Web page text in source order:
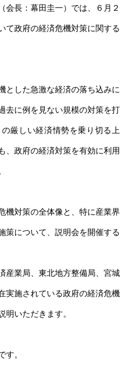
長：幕田圭一）では、６月２
て政府の経済危機対策に関する
した急激な経済の落ち込みに
去に例を見ない規模の対策を打
厳しい経済情勢を乗り切る上
、政府の経済対策を有効に利用
機対策の全体像と、特に産業界
策について、説明会を開催する
産業局、東北地方整備局、宮城
実施されている政府の経済危機
明いただきます。
す。